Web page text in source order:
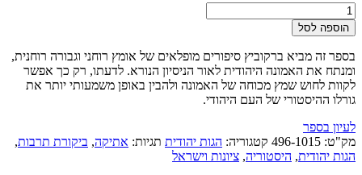
₪66.00.
כמות
של
עמו
אנוכי
בצרה:
יהדות
בגטאות
ההשמדה
הוספה לסל
בספר זה מביא ברקוביץ סיפורים מופלאים של אומץ רוחני וגבורה רוחנית,
ומנתח את האמונה היהודית לאור הניסיון הנורא. לדעתו, רק כך אפשר
לקוות לחוש שמץ מכוחה של האמונה ולהבין באופן משמעותי יותר את
גורלו ההיסטורי של העם היהודי.
לעיון בספר
מק"ט: 496-1015 קטגוריה: הגות יהודית תגיות: אתיקה, ביקורת תרבות,
הגות יהודית, היסטוריה, ציונות וישראל